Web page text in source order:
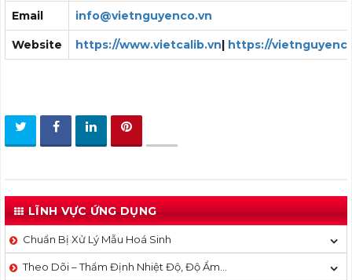
Email info@vietnguyenco.vn
Website https://www.vietcalib.vn| https://
LĨNH VỰC ỨNG DỤNG
Chuẩn Bị Xử Lý Mẫu Hoá Sinh
Theo Dõi – Thẩm Định Nhiệt Độ, Độ Ẩm…